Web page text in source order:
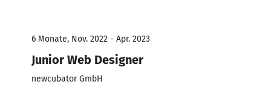
6 Monate, Nov. 2022 - Apr. 2023
Junior Web Designer
newcubator GmbH